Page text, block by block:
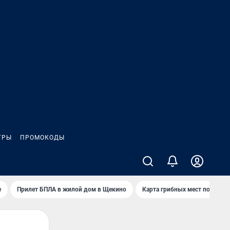
ПРОМОКОДЫ
Прилет БПЛА в жилой дом в Щекино Карта грибных мест под